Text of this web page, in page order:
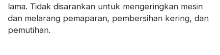
lama. Tidak disarankan untuk mengeringkan mesin
dan melarang pemaparan, pembersihan kering, dan
pemutihan.